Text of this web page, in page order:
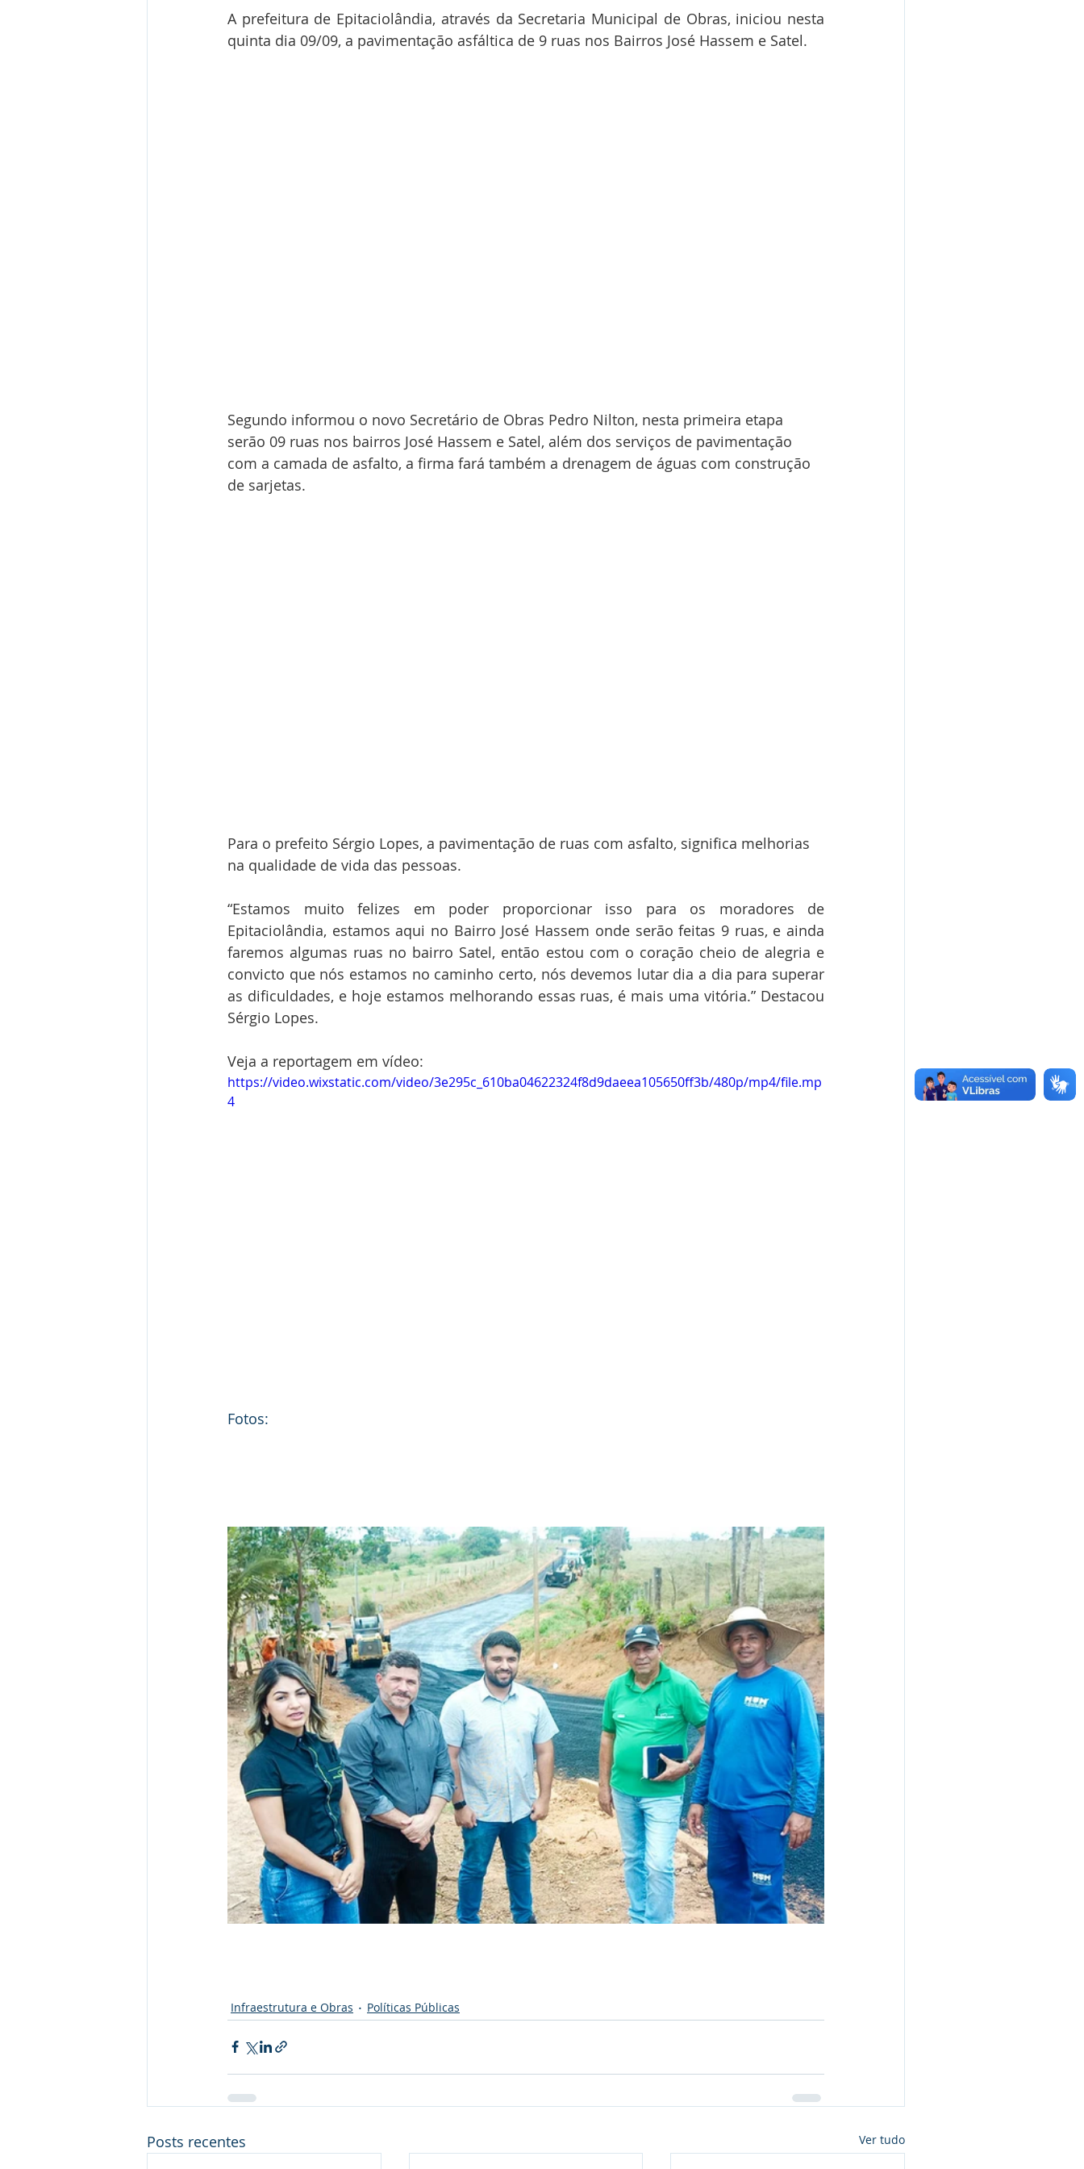
A prefeitura de Epitaciolândia, através da Secretaria Municipal de Obras, iniciou nesta
quinta dia 09/09, a pavimentação asfáltica de 9 ruas nos Bairros José Hassem e Satel.
Segundo informou o novo Secretário de Obras Pedro Nilton, nesta primeira etapa
serão 09 ruas nos bairros José Hassem e Satel, além dos serviços de pavimentação
com a camada de asfalto, a firma fará também a drenagem de águas com construção
de sarjetas.
Para o prefeito Sérgio Lopes, a pavimentação de ruas com asfalto, significa melhorias
na qualidade de vida das pessoas.
“Estamos muito felizes em poder proporcionar isso para os moradores de
Epitaciolândia, estamos aqui no Bairro José Hassem onde serão feitas 9 ruas, e ainda
faremos algumas ruas no bairro Satel, então estou com o coração cheio de alegria e
convicto que nós estamos no caminho certo, nós devemos lutar dia a dia para superar
as dificuldades, e hoje estamos melhorando essas ruas, é mais uma vitória.” Destacou
Sérgio Lopes.
Veja a reportagem em vídeo:
https://video.wixstatic.com/video/3e295c_610ba04622324f8d9daeea105650ff3b/480p/mp4/file.mp
4
Fotos:
Infraestrutura e Obras Políticas Públicas
Posts recentes Ver tudo